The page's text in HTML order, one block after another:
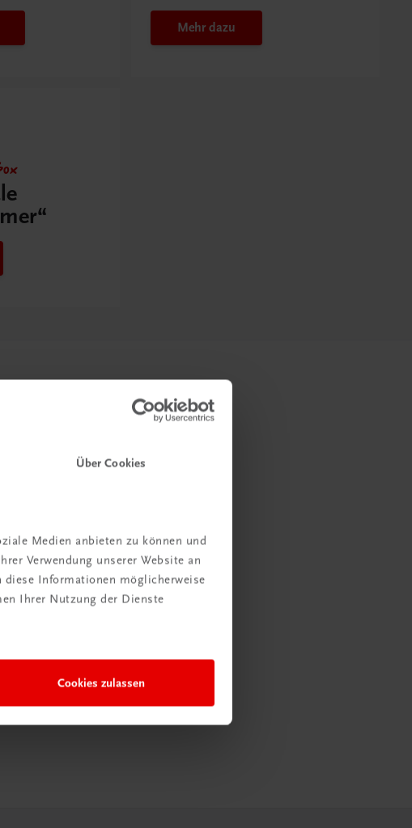
Über Cookies
Medien anbieten zu können und
Verwendung unserer Website an
diese Informationen möglicherweise
Ihrer Nutzung der Dienste
Cookies zulassen
Mehr dazu